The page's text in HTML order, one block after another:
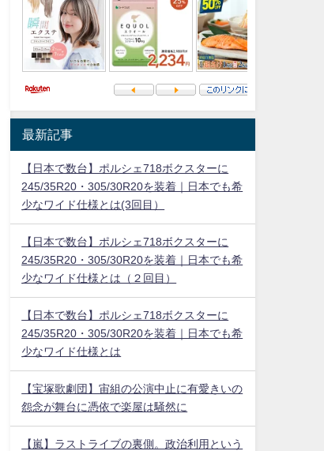
最新記事
【日本で数台】ポルシェ718ボクスターに
245/35R20・305/30R20を装着｜日本でも希
少なワイド仕様とは(3回目）
【日本で数台】ポルシェ718ボクスターに
245/35R20・305/30R20を装着｜日本でも希
少なワイド仕様とは（２回目）
【日本で数台】ポルシェ718ボクスターに
245/35R20・305/30R20を装着｜日本でも希
少なワイド仕様とは
【宝塚歌劇団】宙組の公演中止に有愛きいの
怨念が舞台に憑依で楽屋は騒然に
【嵐】ラストライブの裏側。政治利用という